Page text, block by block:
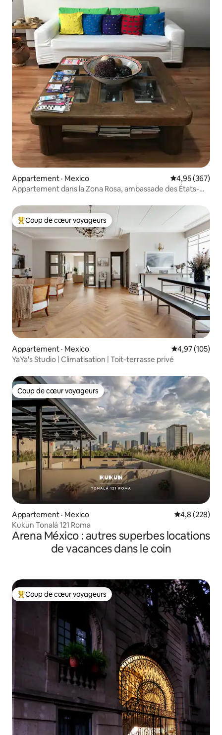
Appartement · Mexico Note
4,95 (367)
Appartement dans la Zona Rosa, ambassade des États-
Coup de cœur voyageurs parmi les plus aimés
Coup de cœur voyageurs
Appartement · Mexico Note
4,97 (105)
YaYa's Studio | Climatisation | Toit-terrasse privé
Coup de cœur voyageurs
Coup de cœur voyageurs
Appartement · Mexico Note
4,8 (228)
Kukun Tonalá 121 Roma
Arena México : autres superbes locations
de vacances dans le coin
Coup de cœur voyageurs parmi les plus aimés
Coup de cœur voyageurs